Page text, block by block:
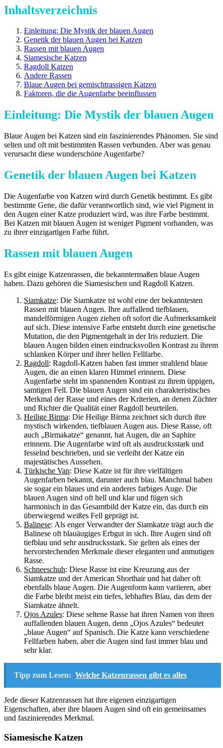
Inhaltsverzeichnis
Einleitung: Die Mystik der blauen Augen
Genetik der blauen Augen bei Katzen
Rassen mit blauen Augen
Siamesische Katzen
Ragdoll Katzen
Andere Rassen
Blaue Augen bei gemischtrassigen Katzen
Faktoren, die die Augenfarbe beeinflussen
Einleitung: Die Mystik der blauen Augen
Blaue Augen bei Katzen sind ein faszinierendes Phänomen. Sie sind
selten und oft mit bestimmten Rassen verbunden. Aber was genau
verursacht diese wunderschöne Augenfarbe?
Genetik der blauen Augen bei Katzen
Die Augenfarbe von Katzen wird durch Genetik bestimmt. Es gibt
bestimmte Gene, die dafür verantwortlich sind, wie viel Pigment in
den Augen einer Katze produziert wird, was ihre Farbe bestimmt.
Bei Katzen mit blauen Augen ist weniger Pigment vorhanden, was
zu ihrer einzigartigen Farbe führt.
Rassen mit blauen Augen
Es gibt einige Katzenrassen, die bekanntermaßen blaue Augen
haben. Dazu gehören die Siamesischen und Ragdoll Katzen.
Siamkatze: Die Siamkatze ist wohl eine der bekanntesten
Rassen mit blauen Augen. Ihre auffallend tiefblauen,
mandelförmigen Augen ziehen oft sofort die Aufmerksamkeit
auf sich. Diese intensive Farbe entsteht durch eine genetische
Mutation, die den Pigmentgehalt in der Iris reduziert. Die
blauen Augen bilden einen eindrucksvollen Kontrast zu ihrem
schlanken Körper und ihrer hellen Fellfarbe.
Ragdoll: Ragdoll-Katzen haben fast immer strahlend blaue
Augen, die an einen klaren Himmel erinnern. Diese
Augenfarbe steht im spannenden Kontrast zu ihrem üppigen,
samtigen Fell. Die blauen Augen sind ein charakteristisches
Merkmal der Rasse und eines der Kriterien, an denen Züchter
und Richter die Qualität einer Ragdoll beurteilen.
Heilige Birma: Die Heilige Birma zeichnet sich durch ihre
mystisch wirkenden, tiefblauen Augen aus. Diese Rasse, oft
auch „Birmakatze“ genannt, hat Augen, die an Saphire
erinnern. Die Augenfarbe wird oft als ausdrucksstark und
fesselnd beschrieben, und sie verleiht der Katze ein
majestätisches Aussehen.
Türkische Van: Diese Katze ist für ihre vielfältigen
Augenfarben bekannt, darunter auch blau. Manchmal haben
sie sogar ein blaues und ein anderes farbiges Auge. Die
blauen Augen sind oft hell und klar und fügen sich
harmonisch in das Gesamtbild der Katze ein, das durch ein
überwiegend weißes Fell geprägt ist.
Balinese: Als enger Verwandter der Siamkatze trägt auch die
Balinese oft blauäugiges Erbgut in sich. Ihre Augen sind oft
tiefblau und sehr ausdrucksstark. Sie gelten als eines der
hervorstechenden Merkmale dieser eleganten und anmutigen
Rasse.
Schneeschuh: Diese Rasse ist eine Kreuzung aus der
Siamkatze und der American Shorthair und hat daher oft
ebenfalls blaue Augen. Die Augenform kann variieren, aber
die Farbe bleibt meist ein tiefes, lebhaftes Blau, das dem der
Siamkatze ähnelt.
Ojos Azules: Diese seltene Rasse hat ihren Namen von ihren
auffallenden blauen Augen, denn „Ojos Azules“ bedeutet
„blaue Augen“ auf Spanisch. Die Katze kann verschiedene
Fellfarben haben, aber die Augen sind fast immer blau und
sehr klar.
Tipp zum Lesen: Welche Katzenrassen gibt es alles
Jede dieser Katzenrassen hat ihre eigenen einzigartigen
Eigenschaften, aber ihre blauen Augen sind oft ein gemeinsames
und faszinierendes Merkmal.
Siamesische Katzen